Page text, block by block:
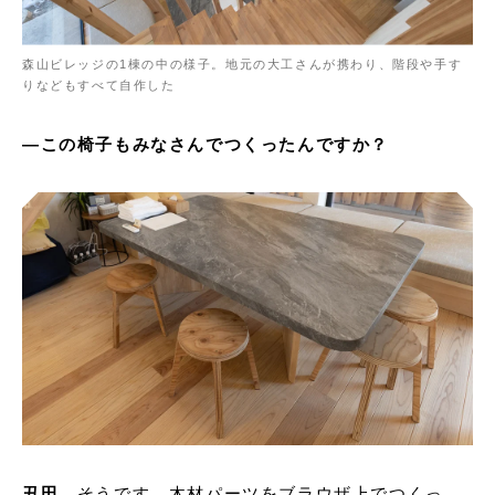
森山ビレッジの1棟の中の様子。地元の大工さんが携わり、階段や手す
りなどもすべて自作した
―この椅子もみなさんでつくったんですか？